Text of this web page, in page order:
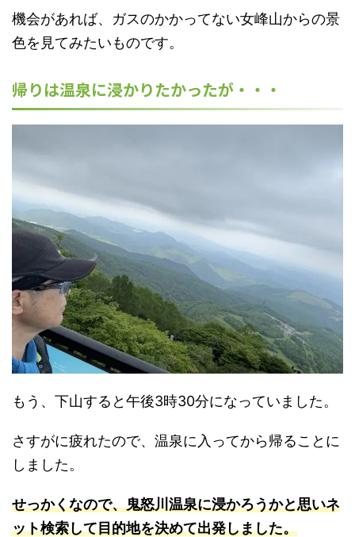
機会があれば、ガスのかかってない女峰山からの景
色を見てみたいものです。
帰りは温泉に浸かりたかったが・・・
もう、下山すると午後3時30分になっていました。
さすがに疲れたので、温泉に入ってから帰ることに
しました。
せっかくなので、鬼怒川温泉に浸かろうかと思いネ
ット検索して目的地を決めて出発しました。